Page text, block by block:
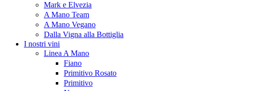
Mark e Elvezia
A Mano Team
A Mano Vegano
Dalla Vigna alla Bottiglia
I nostri vini
Linea A Mano
Fiano
Primitivo Rosato
Primitivo